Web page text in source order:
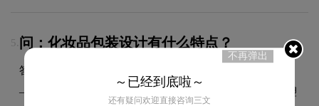
5. 问：化妆品包装设计有什么特点？
答：化妆品包装设计注重"颜值经济"和"品质感"：外观设计
——追求精致、优雅、有仪式感，材质常用玻璃瓶、高级塑
不再弹出
～已经到底啦～
还有疑问欢迎直接咨询三文